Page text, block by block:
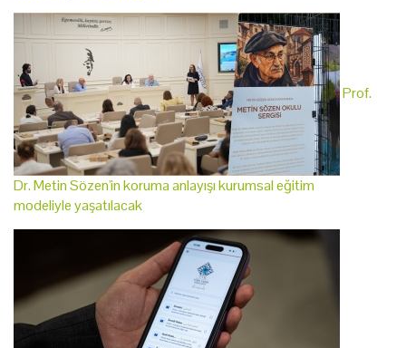
Prof.
Dr. Metin Sözen'in koruma anlayışı kurumsal eğitim
modeliyle yaşatılacak